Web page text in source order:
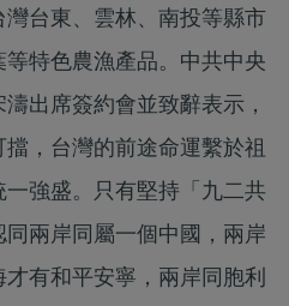
台東、雲林、南投等縣市
特色農漁產品。中共中央
出席簽約會並致辭表示，
，台灣的前途命運繫於祖
強盛。只有堅持「九二共
兩岸同屬一個中國，兩岸
有和平安寧，兩岸同胞利